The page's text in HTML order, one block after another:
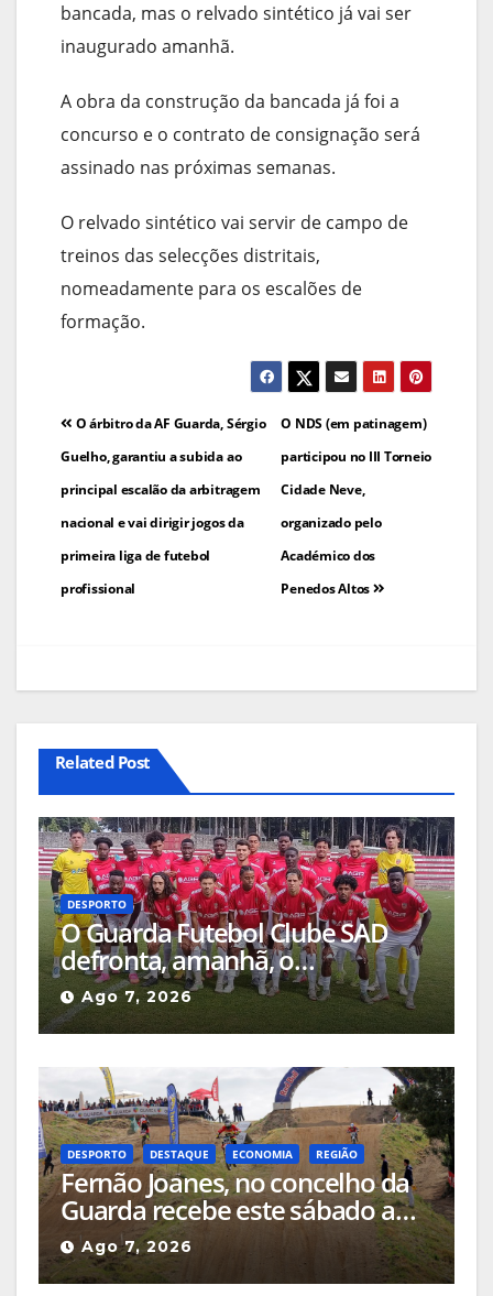
bancada, mas o relvado sintético já vai ser
inaugurado amanhã.
A obra da construção da bancada já foi a
concurso e o contrato de consignação será
assinado nas próximas semanas.
O relvado sintético vai servir de campo de
treinos das selecções distritais,
nomeadamente para os escalões de
formação.
Navegação
de
artigos
O NDS (em patinagem)
participou no III Torneio
Cidade Neve,
organizado pelo
Académico dos
Penedos Altos
O árbitro da AF Guarda, Sérgio
Guelho, garantiu a subida ao
principal escalão da arbitragem
nacional e vai dirigir jogos da
primeira liga de futebol
profissional
Related Post
DESPORTO
O Guarda Futebol Clube SAD
defronta, amanhã, o
Sertanense, num jogo a contar
para a Supertaça da Beira
Interior
Ago 7, 2026
DESPORTO DESTAQUE ECONOMIA REGIÃO
Fernão Joanes, no concelho da
Guarda recebe este sábado a
Etapa do Campeonato Nacional
de Supercross
Ago 7, 2026